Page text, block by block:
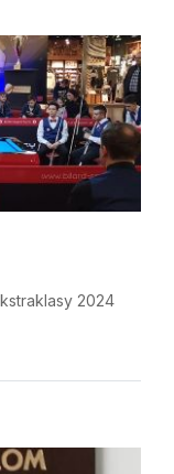
2024